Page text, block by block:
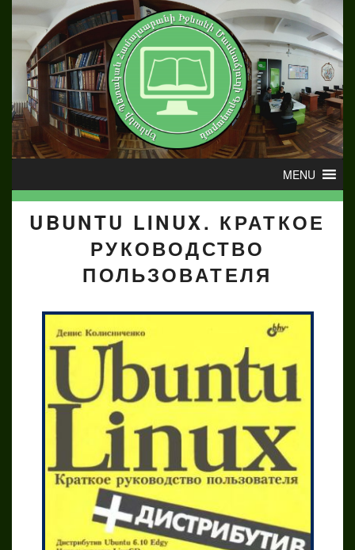
UBUNTU LINUX. КРАТКОЕ
РУКОВОДСТВО
ПОЛЬЗОВАТЕЛЯ